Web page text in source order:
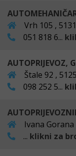
Vrh 105 ,
051 818 6...
AUTOPRIJEVOZ,
Štale 92 ,
098 252 5...
Ivana
... klikni za